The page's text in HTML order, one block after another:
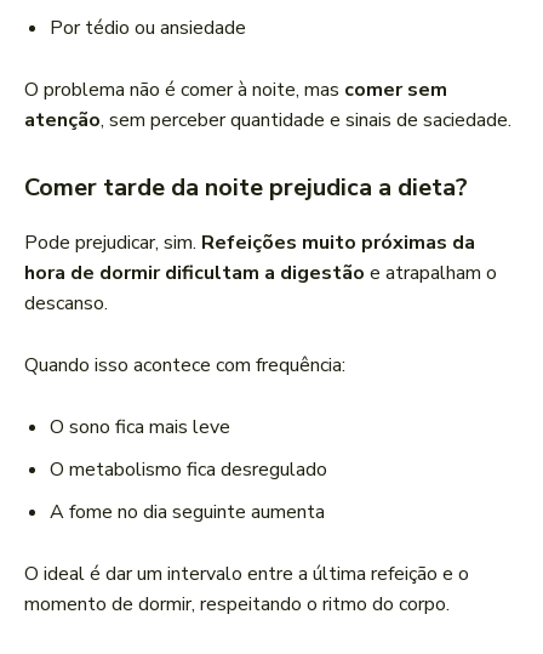
Por tédio ou ansiedade
O problema não é comer à noite, mas comer sem
atenção, sem perceber quantidade e sinais de saciedade.
Comer tarde da noite prejudica a dieta?
Pode prejudicar, sim. Refeições muito próximas da
hora de dormir dificultam a digestão e atrapalham o
descanso.
Quando isso acontece com frequência:
O sono fica mais leve
O metabolismo fica desregulado
A fome no dia seguinte aumenta
O ideal é dar um intervalo entre a última refeição e o
momento de dormir, respeitando o ritmo do corpo.